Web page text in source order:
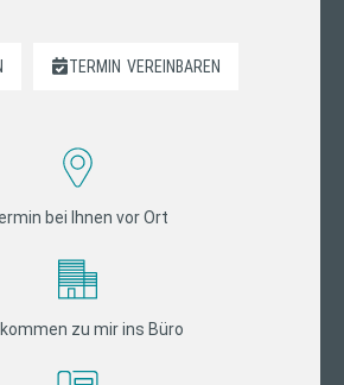
TERMIN VEREINBAREN
bei Ihnen vor Ort
zu mir ins Büro